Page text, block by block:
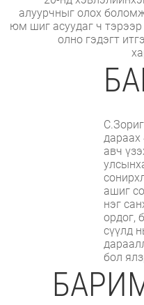
алуурчныг олох
юм шиг асуудаг ч тэрээр
олно гэдэгт
авч
ашиг
нэг
ордог,
сүүлд
бол